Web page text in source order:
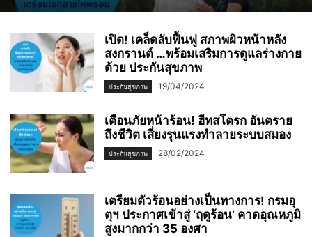
เปิด! เคล็ดลับฟื้นฟู สภาพผิวหน้าหลัง
สงกรานต์ …พร้อมเสริมการดูแลร่างกาย
ด้วย ประกันสุขภาพ
ประกันสุขภาพ 19/04/2024
เตือนภัยหน้าร้อน! ฮีทสโตรก อันตราย
ถึงชีวิต เสี่ยงรุนแรงทำลายระบบสมอง
ประกันสุขภาพ 28/02/2024
เตรียมตัวร้อนอย่างเป็นทางการ! กรมอุ
ตุฯ ประกาศเข้าสู่ ‘ฤดูร้อน’ คาดอุณหภูมิ
สูงมากกว่า 35 องศา